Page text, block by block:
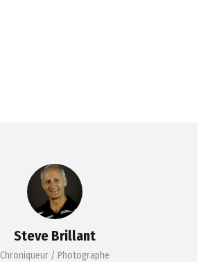
Steve Brillant
Chroniqueur / Photographe